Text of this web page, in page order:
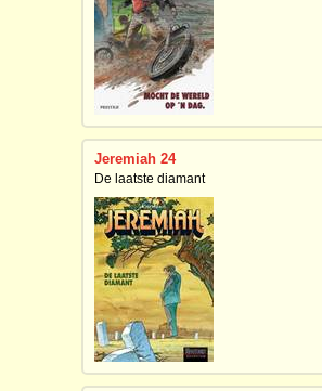
Jeremiah 24
De laatste diamant